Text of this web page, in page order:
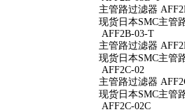
主管路过滤器
现货日本SMC主管
AFF2B-03-T
主管路过滤器
现货日本SMC主管
AFF2C-02
主管路过滤器
现货日本SMC主管
AFF2C-02C